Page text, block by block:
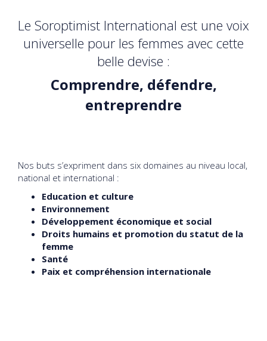
Le Soroptimist International est une voix
universelle pour les femmes avec cette
belle devise :
Comprendre, défendre,
entreprendre
Nos buts s’expriment dans six domaines au niveau local,
national et international :
Education et culture
Environnement
Développement économique et social
Droits humains et promotion du statut de la
femme
Santé
Paix et compréhension internationale